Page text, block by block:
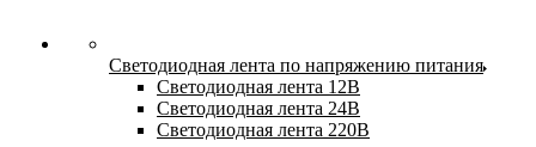
Светодиодная лента по напряжению питания
Светодиодная лента 12В
Светодиодная лента 24В
Светодиодная лента 220В